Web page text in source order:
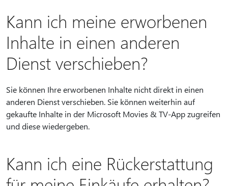
Kann ich meine erworbenen
Inhalte in einen anderen
Dienst verschieben?
Sie können Ihre erworbenen Inhalte nicht direkt in einen
anderen Dienst verschieben. Sie können weiterhin auf
gekaufte Inhalte in der Microsoft Movies & TV-App zugreifen
und diese wiedergeben.
Kann ich eine Rückerstattung